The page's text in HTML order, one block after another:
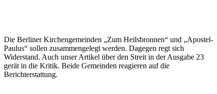
Die Berliner Kirchengemeinden „Zum Heilsbronnen“ und „Apostel-
Paulus“ sollen zusammengelegt werden. Dagegen regt sich
Widerstand. Auch unser Artikel über den Streit in der Ausgabe 23
gerät in die Kritik. Beide Gemeinden reagieren auf die
Berichterstattung.